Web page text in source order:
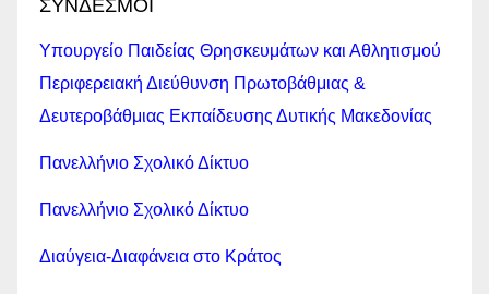
ΣΥΝΔΕΣΜΟΙ
Υπουργείο Παιδείας Θρησκευμάτων και Αθλητισμού
Περιφερειακή Διεύθυνση Πρωτοβάθμιας &
Δευτεροβάθμιας Εκπαίδευσης Δυτικής Μακεδονίας
Πανελλήνιο Σχολικό Δίκτυο
Πανελλήνιο Σχολικό Δίκτυο
Διαύγεια-Διαφάνεια στο Κράτος